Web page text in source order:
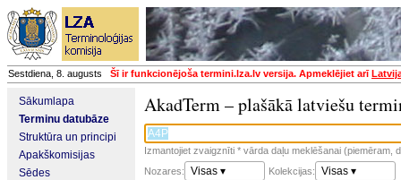
Sestdiena, 8. augusts Šī ir funkcionējoša termini.lza.lv versija. Apmeklējiet arī
Sākumlapa
Terminu datubāze
Struktūra un principi
Apakškomisijas
Sēdes
AkadTerm – plašākā latviešu
Izmantojiet zvaigznīti * vārda daļu meklēšanai (piemēram,
Nozares:
Visas ▾ Kolekcijas: Visas ▾